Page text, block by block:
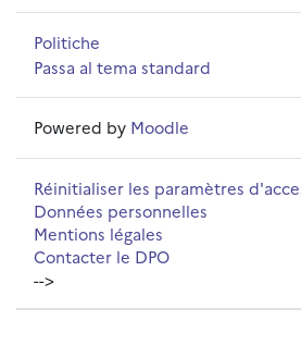
Politiche
Passa al tema standard
Powered by Moodle
Réinitialiser les paramètres
Données personnelles
Mentions légales
Contacter le DPO
-->